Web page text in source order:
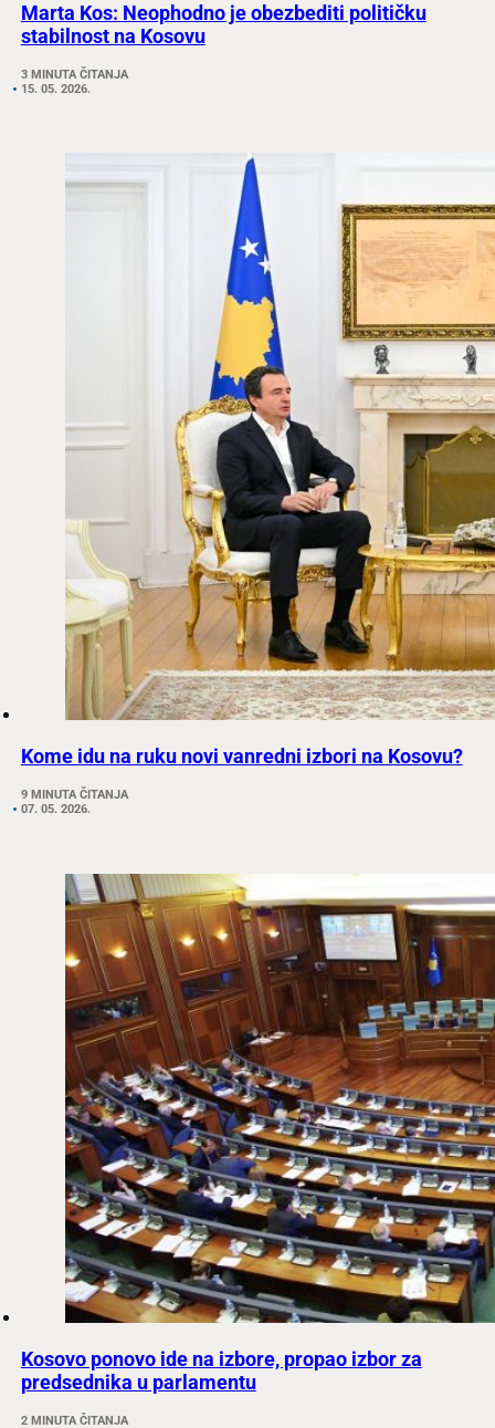
Marta Kos: Neophodno je obezbediti političku
stabilnost na Kosovu
3 MINUTA ČITANJA
15. 05. 2026.
Kome idu na ruku novi vanredni izbori na Kosovu?
9 MINUTA ČITANJA
07. 05. 2026.
Kosovo ponovo ide na izbore, propao izbor za
predsednika u parlamentu
2 MINUTA ČITANJA